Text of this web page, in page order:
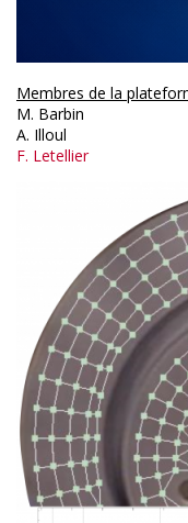
Membres de la
M. Barbin
A. Illoul
F. Letellier